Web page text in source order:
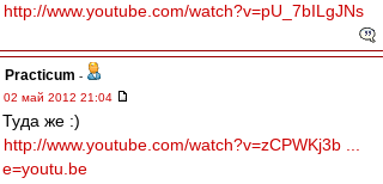
http://www.youtube.com/watch?v=pU_7bILgJNs
Practicum -
02 май 2012 21:04
Туда же :)
http://www.youtube.com/watch?v=zCPWKj3b ...
e=youtu.be